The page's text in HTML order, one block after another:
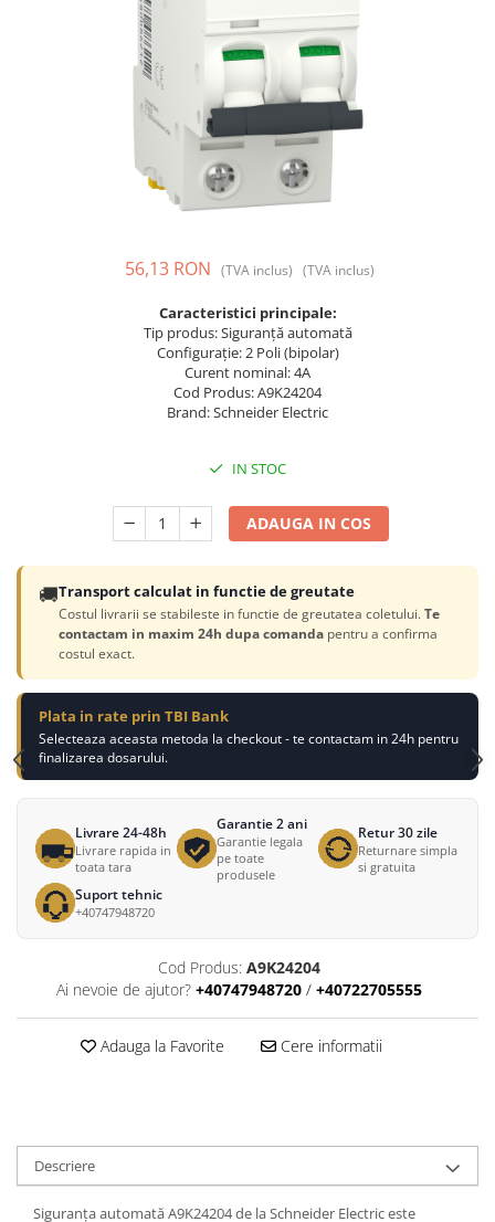
Prize și fișe industriale
Suporturi de fixare
Variator de tensiune
56,13 RON (TVA inclus) (TVA inclus)
Caracteristici principale:
Tip produs: Siguranță automată
Configurație: 2 Poli (bipolar)
Curent nominal: 4A
Cod Produs: A9K24204
Brand: Schneider Electric
IN STOC
ADAUGA IN COS
🚚Transport calculat in functie de greutate
Costul livrarii se stabileste in functie de greutatea coletului.Te
contactam in maxim 24h dupa comanda pentru a confirma
costul exact.
Plata in rate prin TBI Bank
Selecteaza aceasta metoda la checkout - te contactam in 24h pentru
finalizarea dosarului.
Livrare 24-48h
Livrare rapida in
toata tara
Garantie 2 ani
Garantie legala
pe toate
produsele
Retur 30 zile
Returnare simpla
si gratuita
Suport tehnic
+40747948720
Cod Produs: A9K24204
Ai nevoie de ajutor? +40747948720 / +40722705555
Adauga la Favorite Cere informatii
Descriere
Siguranța automată A9K24204 de la Schneider Electric este